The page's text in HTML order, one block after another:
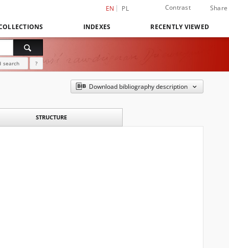
EN PL Contrast Share
INDEXES RECENTLY VIEWED
search ?
Download bibliography description
STRUCTURE